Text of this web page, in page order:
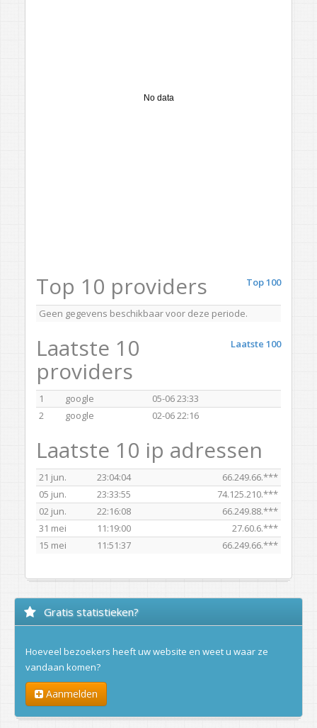
No data
Top 100
Top 10 providers
Geen gegevens beschikbaar voor deze periode.
Laatste 100
Laatste 10
providers
1 google
05-06 23:33
2
google 02-06 22:16
Laatste 10 ip adressen
21 jun. 23:04:04
66.249.66.***
05 jun.
23:33:55
74.125.210.***
02 jun.
22:16:08
66.249.88.***
31 mei
11:19:00
27.60.6.***
15 mei
11:51:37 66.249.66.***
Gratis statistieken?
Hoeveel bezoekers heeft uw website en weet u waar ze
vandaan komen?
Aanmelden